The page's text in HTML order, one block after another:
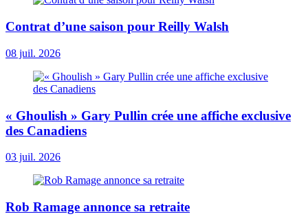
Contrat d’une saison pour Reilly Walsh
08 juil. 2026
« Ghoulish » Gary Pullin crée une affiche exclusive
des Canadiens
03 juil. 2026
Rob Ramage annonce sa retraite